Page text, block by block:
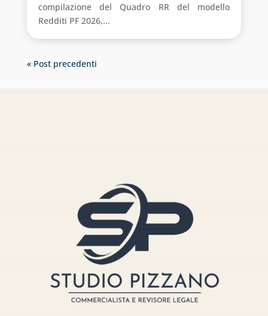
compilazione del Quadro RR del modello
Redditi PF 2026,...
« Post precedenti